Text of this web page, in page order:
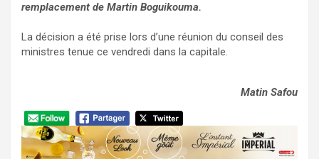
remplacement de Martin Boguikouma.
La décision a été prise lors d’une réunion du conseil des
ministres tenue ce vendredi dans la capitale.
Matin Safou